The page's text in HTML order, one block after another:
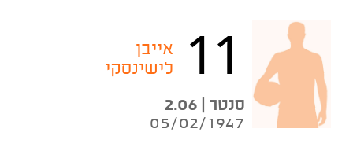
11
אייבן
לישינסקי
סנטר | 2.06
05/02/1947